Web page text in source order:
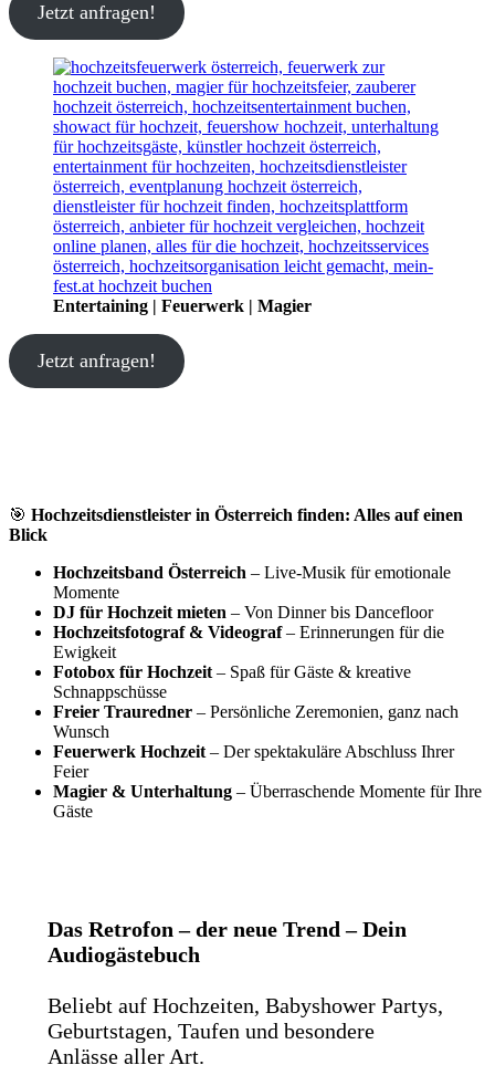
Jetzt anfragen!
Entertaining | Feuerwerk | Magier
Jetzt anfragen!
🎯 Hochzeitsdienstleister in Österreich finden: Alles auf einen
Blick
Hochzeitsband Österreich – Live-Musik für emotionale
Momente
DJ für Hochzeit mieten – Von Dinner bis Dancefloor
Hochzeitsfotograf & Videograf– Erinnerungen für die
Ewigkeit
Fotobox für Hochzeit – Spaß für Gäste & kreative
Schnappschüsse
Freier Trauredner – Persönliche Zeremonien, ganz nach
Wunsch
Feuerwerk Hochzeit – Der spektakuläre Abschluss Ihrer
Feier
Magier & Unterhaltung – Überraschende Momente für Ihre
Gäste
Das Retrofon – der neue Trend – Dein
Audiogästebuch
Beliebt auf Hochzeiten, Babyshower Partys,
Geburtstagen, Taufen und besondere
Anlässe aller Art.